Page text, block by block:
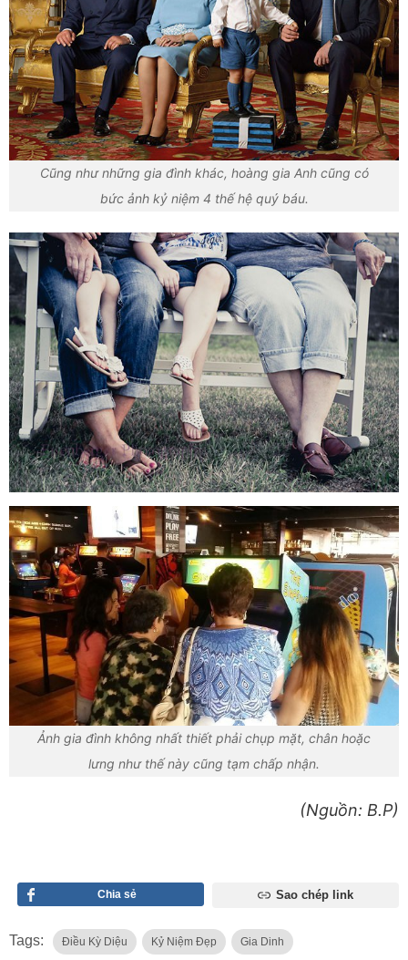
Cũng như những gia đình khác, hoàng gia Anh cũng có
bức ảnh kỷ niệm 4 thế hệ quý báu.
Ảnh gia đình không nhất thiết phải chụp mặt, chân hoặc
lưng như thế này cũng tạm chấp nhận.
(Nguồn: B.P)
Chia sẻ Sao chép link
Tags: Điều Kỳ Diệu Kỷ Niệm Đẹp Gia Dinh